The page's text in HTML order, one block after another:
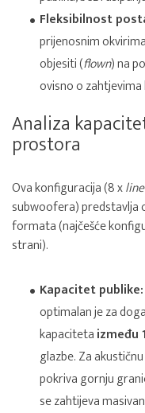
Fleksibilnost
prijenosnim
objesiti (flown) na
ovisno o zahtjevima
Analiza
prostora
Ova konfiguracija (8 x
subwoofera) predstavlja
formata (najčešće
strani).
Kapacitet publike:
optimalan je za
kapacitetaizmeđu
glazbe. Za
pokriva gornju
se zahtijeva